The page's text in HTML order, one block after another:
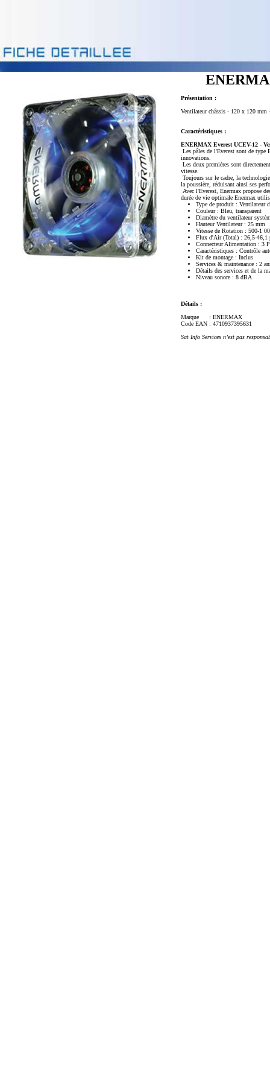
Présentation :
Ventilateur châssis - 120 x 120 mm
Caractéristiques :
ENERMAX Everest UCEV-12 -
Les pâles de l'Everest sont de
innovations.
Les deux premières sont
vitesse.
Toujours sur le cadre, la
la poussière, réduisant ainsi ses
Avec l'Everest, Enermax propose
durée de vie optimale Enermax
Type de produit : Ventilateur
Couleur : Bleu, transparent
Diamètre du ventilateur
Hauteur Ventilateur : 25 mm
Vitesse de Rotation : 500-1
Flux d'Air (Total) : 26,5-46,1
Connecteur Alimentation : 3
Caractéristiques : Contrôle
Kit de montage : Inclus
Services & maintenance : 2
Détails des services et de la
Niveau sonore : 8 dBA
Détails :
Marque
: ENERMAX
Code EAN : 4710937395631
Sat Info Services n’est pas